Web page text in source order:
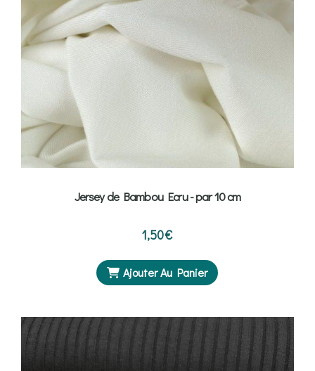
Jersey de Bambou Ecru - par 10 cm
1,50€
Ajouter Au Panier